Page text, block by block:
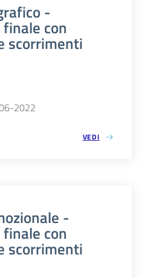
-
con
scorrimenti
2022
VEDI
-
con
scorrimenti